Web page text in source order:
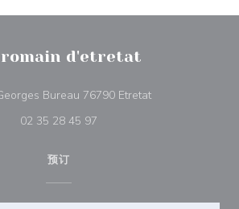
romain d'etretat
Bureau 76790 Etretat((在新窗口中打开
02 35 28 45 97
预订